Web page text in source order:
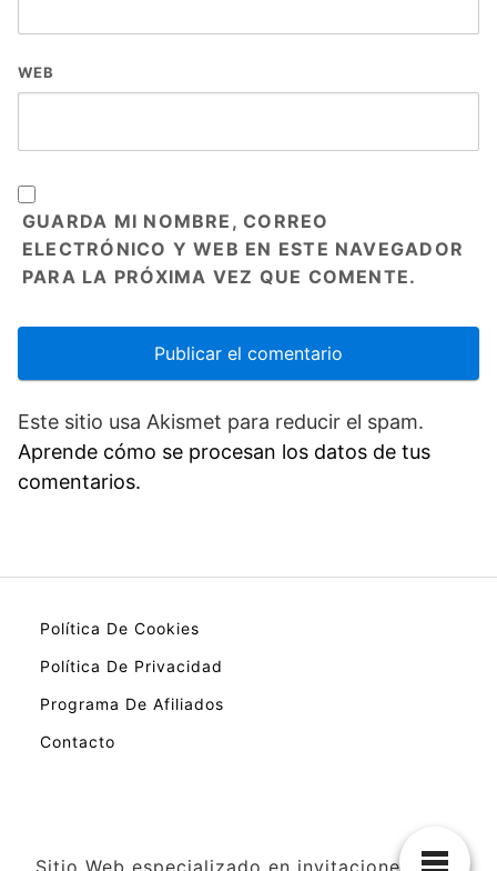
WEB
GUARDA MI NOMBRE, CORREO
ELECTRÓNICO Y WEB EN ESTE NAVEGADOR
PARA LA PRÓXIMA VEZ QUE COMENTE.
Este sitio usa Akismet para reducir el spam.
Aprende cómo se procesan los datos de tus
comentarios.
Política De Cookies
Política De Privacidad
Programa De Afiliados
Contacto